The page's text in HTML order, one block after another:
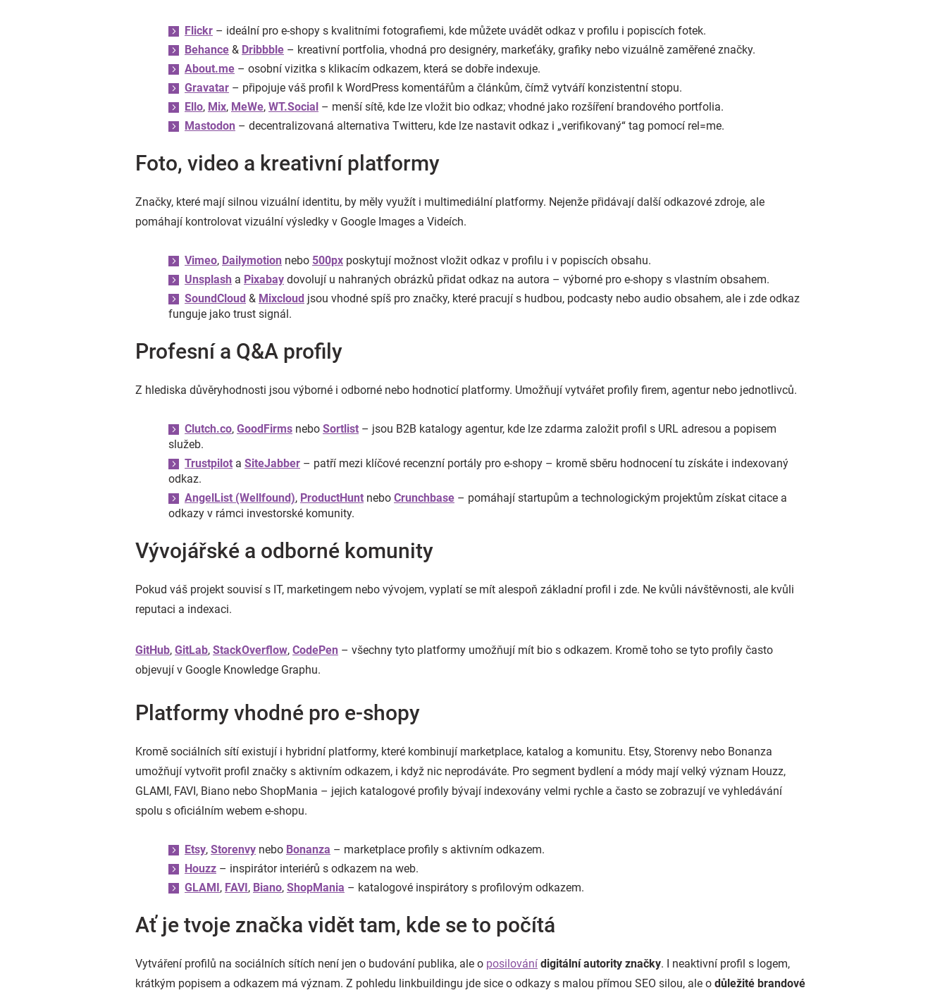
Flickr – ideální pro e-shopy s kvalitními fotografiemi, kde můžete uvádět odkaz v profilu i popiscích fotek.
Behance & Dribbble – kreativní portfolia, vhodná pro designéry, markeťáky, grafiky nebo vizuálně zaměřené značky.
About.me – osobní vizitka s klikacím odkazem, která se dobře indexuje.
Gravatar – připojuje váš profil k WordPress komentářům a článkům, čímž vytváří konzistentní stopu.
Ello, Mix, MeWe, WT.Social – menší sítě, kde lze vložit bio odkaz; vhodné jako rozšíření brandového portfolia.
Mastodon – decentralizovaná alternativa Twitteru, kde lze nastavit odkaz i „verifikovaný“ tag pomocí rel=me.
Foto, video a kreativní platformy
Značky, které mají silnou vizuální identitu, by měly využít i multimediální platformy. Nejenže přidávají další odkazové zdroje, ale
pomáhají kontrolovat vizuální výsledky v Google Images a Videích.
Vimeo, Dailymotion nebo 500px poskytují možnost vložit odkaz v profilu i v popiscích obsahu.
Unsplash a Pixabay dovolují u nahraných obrázků přidat odkaz na autora – výborné pro e-shopy s vlastním obsahem.
SoundCloud & Mixcloud jsou vhodné spíš pro značky, které pracují s hudbou, podcasty nebo audio obsahem, ale i zde odkaz
funguje jako trust signál.
Profesní a Q&A profily
Z hlediska důvěryhodnosti jsou výborné i odborné nebo hodnoticí platformy. Umožňují vytvářet profily firem, agentur nebo jednotlivců.
Clutch.co, GoodFirms nebo Sortlist – jsou B2B katalogy agentur, kde lze zdarma založit profil s URL adresou a popisem
služeb.
Trustpilot a SiteJabber – patří mezi klíčové recenzní portály pro e-shopy – kromě sběru hodnocení tu získáte i indexovaný
odkaz.
AngelList (Wellfound), ProductHunt nebo Crunchbase – pomáhají startupům a technologickým projektům získat citace a
odkazy v rámci investorské komunity.
Vývojářské a odborné komunity
Pokud váš projekt souvisí s IT, marketingem nebo vývojem, vyplatí se mít alespoň základní profil i zde. Ne kvůli návštěvnosti, ale kvůli
reputaci a indexaci.
GitHub, GitLab, StackOverflow, CodePen – všechny tyto platformy umožňují mít bio s odkazem. Kromě toho se tyto profily často
objevují v Google Knowledge Graphu.
Platformy vhodné pro e-shopy
Kromě sociálních sítí existují i hybridní platformy, které kombinují marketplace, katalog a komunitu. Etsy, Storenvy nebo Bonanza
umožňují vytvořit profil značky s aktivním odkazem, i když nic neprodáváte. Pro segment bydlení a módy mají velký význam Houzz,
GLAMI, FAVI, Biano nebo ShopMania – jejich katalogové profily bývají indexovány velmi rychle a často se zobrazují ve vyhledávání
spolu s oficiálním webem e-shopu.
Etsy, Storenvy nebo Bonanza – marketplace profily s aktivním odkazem.
Houzz – inspirátor interiérů s odkazem na web.
GLAMI, FAVI, Biano, ShopMania – katalogové inspirátory s profilovým odkazem.
Ať je tvoje značka vidět tam, kde se to počítá
Vytváření profilů na sociálních sítích není jen o budování publika, ale o posilování digitální autority značky. I neaktivní profil s logem,
krátkým popisem a odkazem má význam. Z pohledu linkbuildingu jde sice o odkazy s malou přímou SEO silou, ale o důležité brandové